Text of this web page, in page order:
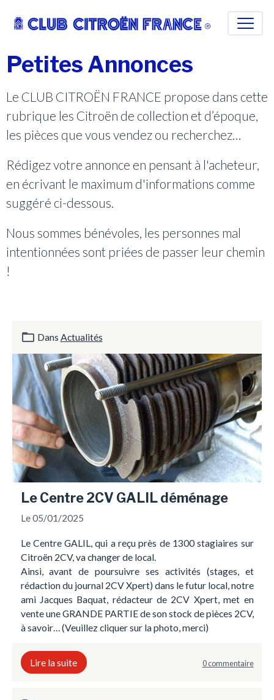
Petites Annonces
Le CLUB CITROËN FRANCE propose dans cette
rubrique les Citroën de collection et d’époque,
les pièces que vous vendez ou recherchez…
Rédigez votre annonce en pensant à l'acheteur,
en écrivant le maximum d'informations comme
suggéré ci-dessous.
Nous sommes bénévoles, les personnes mal
intentionnées sont priées de passer leur chemin
!
Dans Actualités
Le Centre 2CV GALIL déménage
Le 05/01/2025
Le Centre GALIL, qui a reçu près de 1300 stagiaires sur
Citroën 2CV, va changer de local.
Ainsi, avant de poursuivre ses activités (stages, et
rédaction du journal 2CV Xpert) dans le futur local, notre
ami Jacques Baquat, rédacteur de 2CV Xpert, met en
vente une GRANDE PARTIE de son stock de pièces 2CV,
à savoir… (Veuillez cliquer sur la photo, merci)
Lire la suite 0 commentaire